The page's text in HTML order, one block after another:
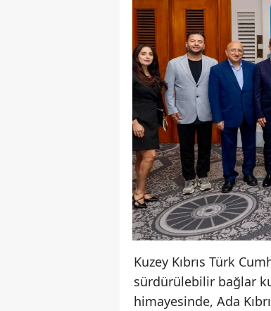
Kuzey Kıbrıs Türk
sürdürülebilir bağlar
himayesinde, Ada